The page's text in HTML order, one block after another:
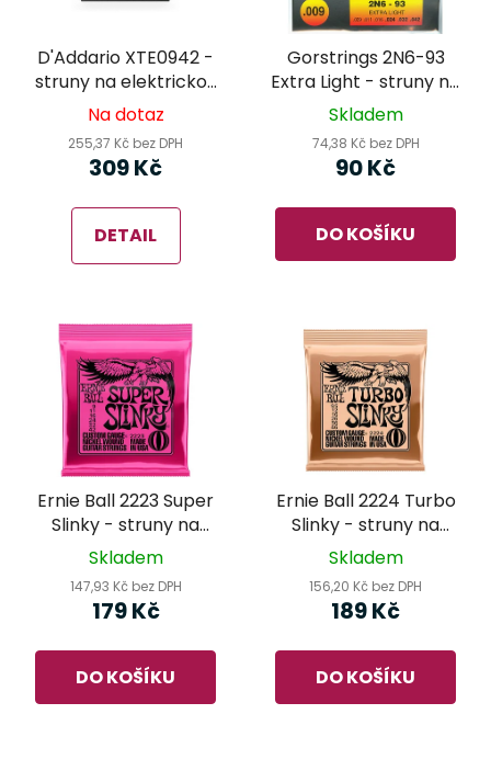
D'Addario XTE0942 -
struny na elektrickou
kytaru
Na dotaz
255,37 Kč bez DPH
309 Kč
DETAIL
Gorstrings 2N6-93
Extra Light - struny na
elektrickou kytaru
Skladem
74,38 Kč bez DPH
90 Kč
DO KOŠÍKU
Ernie Ball 2223 Super
Slinky - struny na
elektrickou kytaru
Skladem
147,93 Kč bez DPH
179 Kč
DO KOŠÍKU
Ernie Ball 2224 Turbo
Slinky - struny na
elektrickou kytaru
Skladem
156,20 Kč bez DPH
189 Kč
DO KOŠÍKU